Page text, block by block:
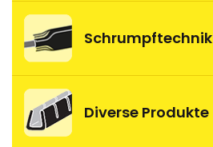
Schrumpftechnik
Diverse Produkte